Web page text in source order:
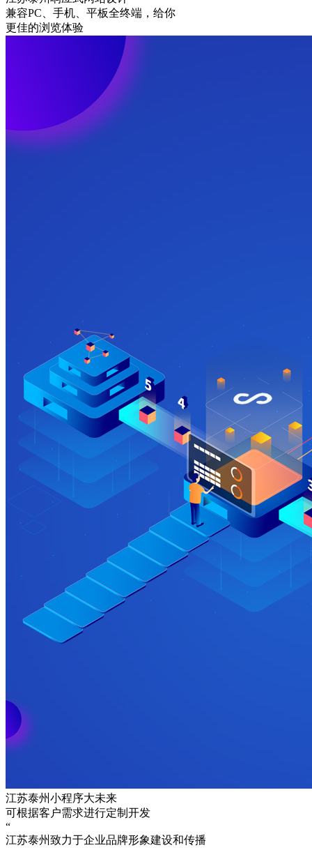
兼容PC、手机、平板全终端，给你
更佳的浏览体验
江苏泰州小程序大未来
可根据客户需求进行定制开发
“
江苏泰州致力于企业品牌形象建设和传播